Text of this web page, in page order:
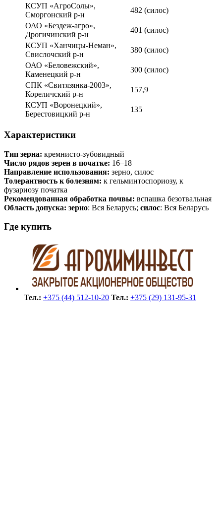
КСУП «АгроСолы»,
Сморгонский р-н
482 (силос)
ОАО «Бездеж-агро»,
Дрогичинский р-н
401 (силос)
КСУП «Ханчицы-Неман»,
Свислочский р-н
380 (силос)
ОАО «Беловежский»,
Каменецкий р-н
300 (силос)
СПК «Свитязянка-2003»,
Кореличский р-н
157,9
КСУП «Воронецкий»,
Берестовицкий р-н
135
Характеристики
Тип зерна: кремнисто-зубовидный
Число рядов зерен в початке: 16–18
Направление использования: зерно, силос
Толерантность к болезням: к гельминтоспориозу, к
фузариозу початка
Рекомендованная обработка почвы: вспашка безотвальная
Область допуска: зерно: Вся Беларусь; силос: Вся Беларусь
Где купить
Тел.: +375 (44) 512-10-20 Тел.: +375 (29) 131-95-31